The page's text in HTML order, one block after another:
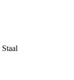
Staal